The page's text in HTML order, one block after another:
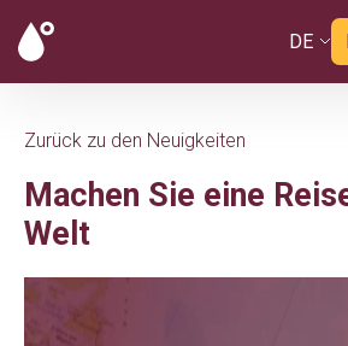
DE
Zurück zu den Neuigkeiten
Machen Sie eine
Welt